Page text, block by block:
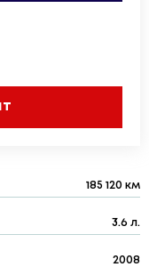
185 120 км
3.6 л.
2008